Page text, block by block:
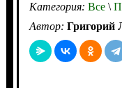
Категория: Все\
Автор: Григорий